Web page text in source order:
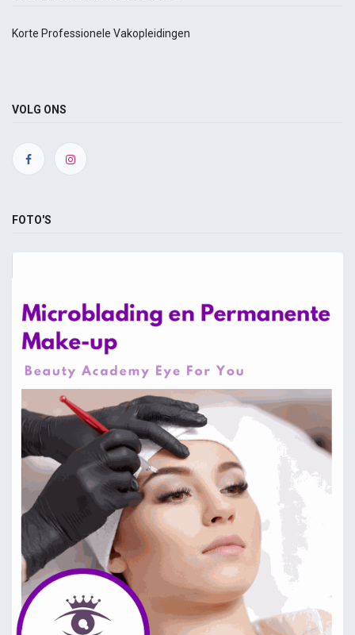
Korte Professionele Vakopleidingen
VOLG ONS
FOTO'S